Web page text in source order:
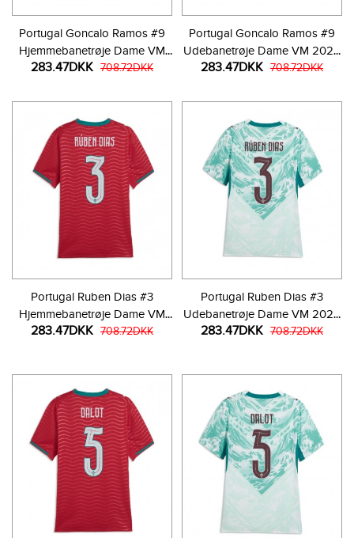
Portugal Goncalo Ramos #9
Hjemmebanetrøje Dame VM
2026 Kortærmet
283.47DKK 708.72DKK
Portugal Goncalo Ramos #9
Udebanetrøje Dame VM 2026
Kortærmet
283.47DKK 708.72DKK
Portugal Ruben Dias #3
Hjemmebanetrøje Dame VM
2026 Kortærmet
283.47DKK 708.72DKK
Portugal Ruben Dias #3
Udebanetrøje Dame VM 2026
Kortærmet
283.47DKK 708.72DKK